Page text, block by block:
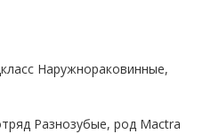
Наружнораковинные,
Разнозубые, род Mactra